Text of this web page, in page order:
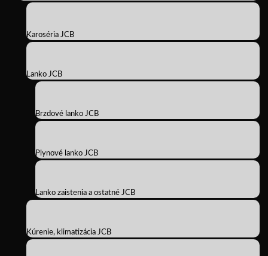
Karoséria JCB
Lanko JCB
Brzdové lanko JCB
Plynové lanko JCB
Lanko zaistenia a ostatné JCB
Kúrenie, klimatizácia JCB